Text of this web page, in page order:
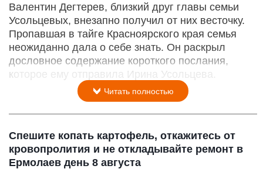
Валентин Дегтерев, близкий друг главы семьи
Усольцевых, внезапно получил от них весточку.
Пропавшая в тайге Красноярского края семья
неожиданно дала о себе знать. Он раскрыл
дословное содержание короткого послания,
которое ему отправила Ирина Усольцева.
Читать полностью
Спешите копать картофель, откажитесь от
кровопролития и не откладывайте ремонт в
Ермолаев день 8 августа